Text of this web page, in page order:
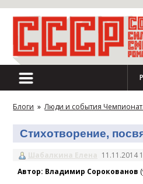
Блоги » Люди и события
Стихотворение,
Шабалкина Елена 11.11.2014
Автор: Владимир Сорокованов